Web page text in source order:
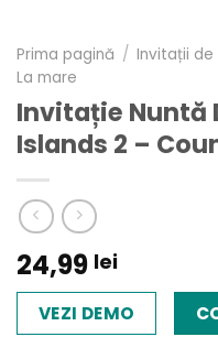
Prima pagină / Invitații de
La mare
Invitație Nuntă
Islands 2 –
24,99 lei
VEZI DEMO